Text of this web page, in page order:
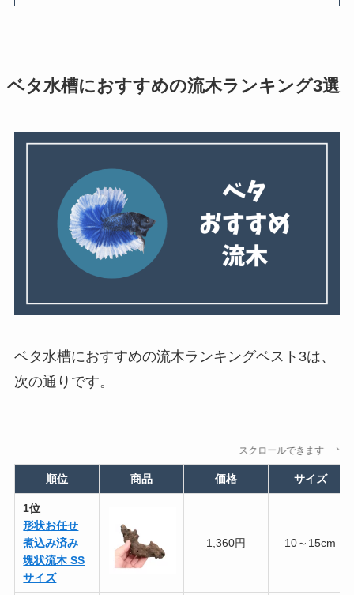
ベタ水槽におすすめの流木ランキング3選
ベタ水槽におすすめの流木ランキングベスト3は、
次の通りです。
スクロールできます
順位 商品 価格 サイズ
1位
形状お任せ
煮込み済み
塊状流木 SS
サイズ
1,360円 10～15cm